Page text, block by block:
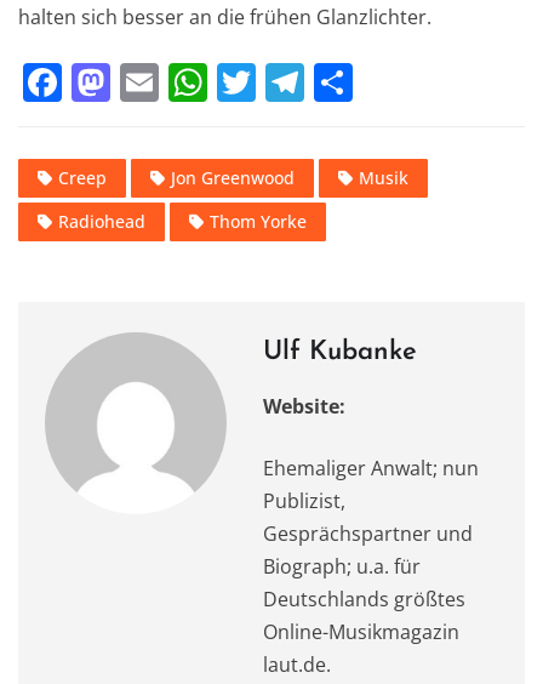
halten sich besser an die frühen Glanzlichter.
F
c
e
b
k
M
st
o
d
E
ai
l
W
at
s
A
T
it
te
r
T
e
gr
a
le
n
Creep Jon Greenwood
Musik
Radiohead
Thom Yorke
Ulf Kubanke
Website:
Ehemaliger Anwalt; nun
Publizist,
Gesprächspartner und
Biograph; u.a. für
Deutschlands größtes
Online-Musikmagazin
laut.de.